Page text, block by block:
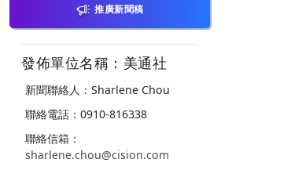
推廣新聞稿
發佈單位名稱：美通社
新聞聯絡人：Sharlene Chou
聯絡電話：0910-816338
聯絡信箱：
sharlene.chou@cision.com